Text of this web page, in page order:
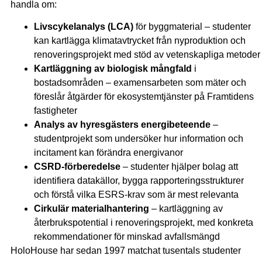
handla om:
Livscykelanalys (LCA) för byggmaterial – studenter
kan kartlägga klimatavtrycket från nyproduktion och
renoveringsprojekt med stöd av vetenskapliga metoder
Kartläggning av biologisk mångfald i
bostadsområden – examensarbeten som mäter och
föreslår åtgärder för ekosystemtjänster på Framtidens
fastigheter
Analys av hyresgästers energibeteende –
studentprojekt som undersöker hur information och
incitament kan förändra energivanor
CSRD-förberedelse – studenter hjälper bolag att
identifiera datakällor, bygga rapporteringsstrukturer
och förstå vilka ESRS-krav som är mest relevanta
Cirkulär materialhantering – kartläggning av
återbrukspotential i renoveringsprojekt, med konkreta
rekommendationer för minskad avfallsmängd
HoloHouse har sedan 1997 matchat tusentals studenter